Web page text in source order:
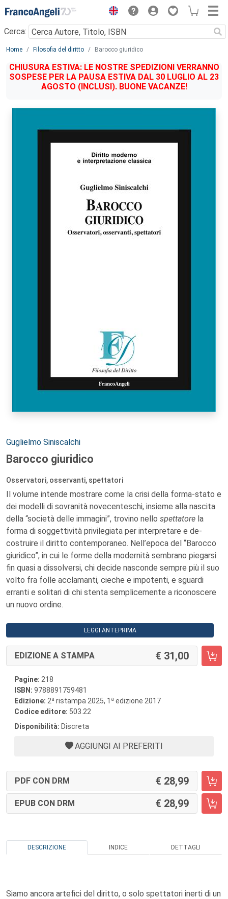
Menu
Cerca:
Main content
Home Filosofia del diritto Barocco giuridico
CHIUSURA ESTIVA: LE NOSTRE SPEDIZIONI VERRANNO
SOSPESE PER LA PAUSA ESTIVA DAL 30 LUGLIO AL 23
AGOSTO (INCLUSI). BUONE VACANZE!
Autori:
Guglielmo Siniscalchi
Barocco giuridico
Osservatori, osservanti, spettatori
Il volume intende mostrare come la crisi della forma-stato e
dei modelli di sovranità novecenteschi, insieme alla nascita
della “società delle immagini”, trovino nello spettatore la
forma di soggettività privilegiata per interpretare e de-
costruire il diritto contemporaneo. Nell’epoca del “Barocco
giuridico”, in cui le forme della modernità sembrano piegarsi
fin quasi a dissolversi, chi decide nasconde sempre più il suo
volto fra folle acclamanti, cieche e impotenti, e sguardi
erranti e solitari di chi stenta semplicemente a riconoscere
un nuovo ordine.
LEGGI ANTEPRIMA
EDIZIONE A STAMPA 31,00
Pagine: 218
ISBN: 9788891759481
Edizione: 2a ristampa 2025, 1 a edizione 2017
Codice editore: 503.22
Disponibilità: Discreta
AGGIUNGI AI PREFERITI
PDF CON DRM 28,99
EPUB CON DRM 28,99
DESCRIZIONE INDICE DETTAGLI
Siamo ancora artefici del diritto, o solo spettatori inerti di un